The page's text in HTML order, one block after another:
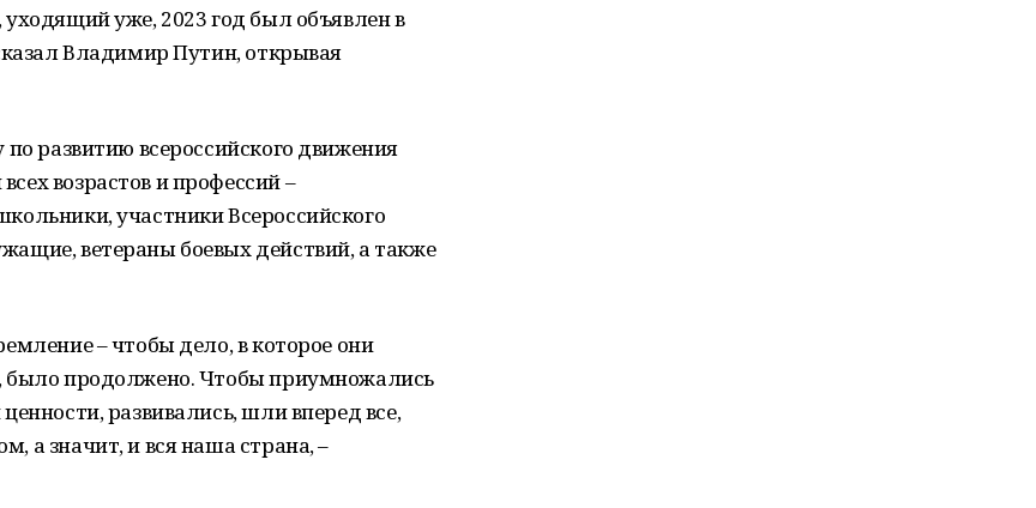
уже, 2023 год был объявлен в
Владимир Путин, открывая
развитию всероссийского движения
возрастов и профессий –
участники Всероссийского
ветераны боевых действий, а также
– чтобы дело, в которое они
было продолжено. Чтобы приумножались
развивались, шли вперед все,
а значит, и вся наша страна, –